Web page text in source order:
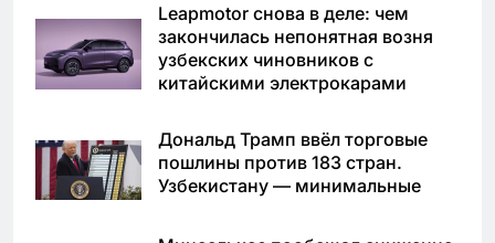
Leapmotor снова в деле: чем
закончилась непонятная возня
узбекских чиновников с
китайскими электрокарами
Дональд Трамп ввёл торговые
пошлины против 183 стран.
Узбекистану — минимальные